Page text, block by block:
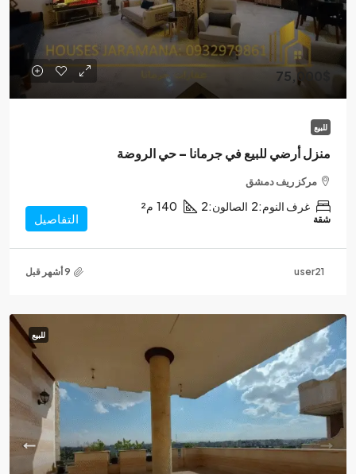
75,000$
للبيع
منزل أرضي للبيع في جرمانا – حي الروضة
مركز ريف دمشق
غرف النوم:2 الصالون:2
140 م²
شقة التفاصيل
user21
للبيع